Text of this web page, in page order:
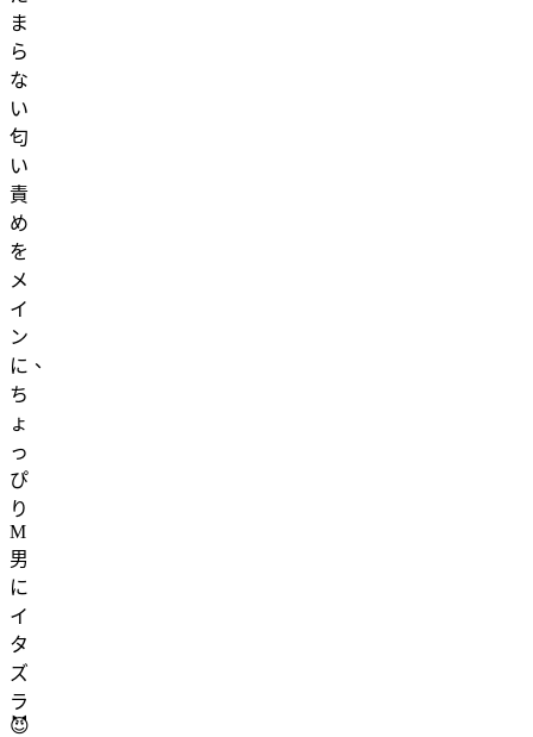
ま
ら
な
い
匂
い
責
め
を
メ
イ
ン
に、
ち
ょ
っ
ぴ
り
M
男
に
イ
タ
ズ
ラ
😈